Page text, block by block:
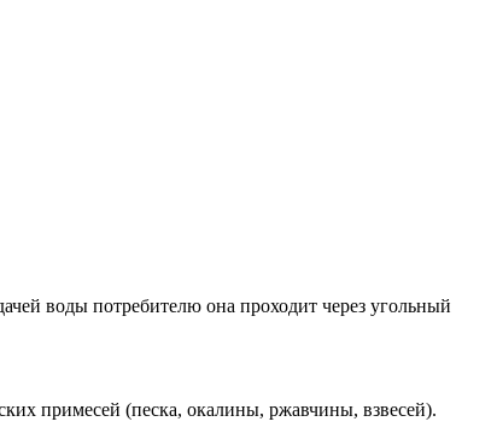
воды потребителю она проходит через угольный
примесей (песка, окалины, ржавчины, взвесей).